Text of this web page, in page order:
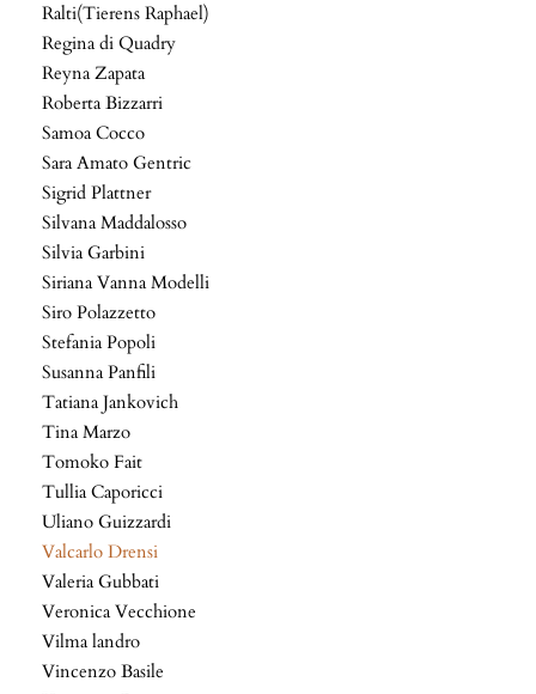
Ralti(Tierens Raphael)
Regina di Quadry
Reyna Zapata
Roberta Bizzarri
Samoa Cocco
Sara Amato Gentric
Sigrid Plattner
Silvana Maddalosso
Silvia Garbini
Siriana Vanna Modelli
Siro Polazzetto
Stefania Popoli
Susanna Panfili
Tatiana Jankovich
Tina Marzo
Tomoko Fait
Tullia Caporicci
Uliano Guizzardi
Valcarlo Drensi
Valeria Gubbati
Veronica Vecchione
Vilma landro
Vincenzo Basile